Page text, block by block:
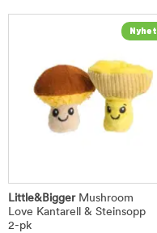
Little&BiggerMushroom
Love Kantarell & Steinsopp
2-pk